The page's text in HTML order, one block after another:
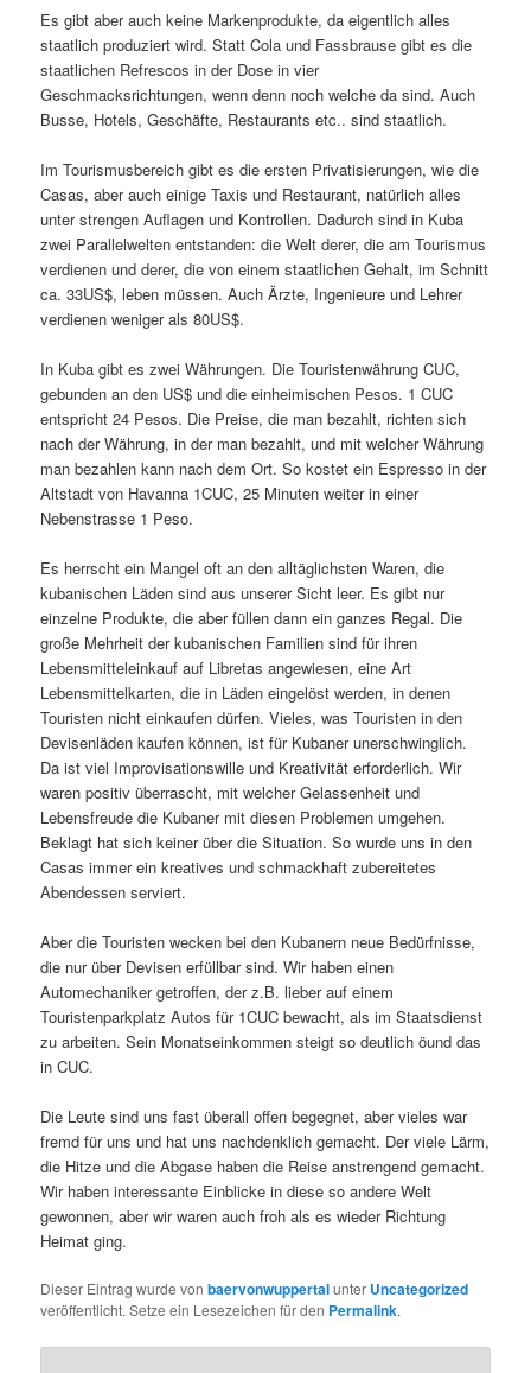
Es gibt aber auch keine Markenprodukte, da eigentlich alles
staatlich produziert wird. Statt Cola und Fassbrause gibt es die
staatlichen Refrescos in der Dose in vier
Geschmacksrichtungen, wenn denn noch welche da sind. Auch
Busse, Hotels, Geschäfte, Restaurants etc.. sind staatlich.
Im Tourismusbereich gibt es die ersten Privatisierungen, wie die
Casas, aber auch einige Taxis und Restaurant, natürlich alles
unter strengen Auflagen und Kontrollen. Dadurch sind in Kuba
zwei Parallelwelten entstanden: die Welt derer, die am Tourismus
verdienen und derer, die von einem staatlichen Gehalt, im Schnitt
ca. 33US$, leben müssen. Auch Ärzte, Ingenieure und Lehrer
verdienen weniger als 80US$.
In Kuba gibt es zwei Währungen. Die Touristenwährung CUC,
gebunden an den US$ und die einheimischen Pesos. 1 CUC
entspricht 24 Pesos. Die Preise, die man bezahlt, richten sich
nach der Währung, in der man bezahlt, und mit welcher Währung
man bezahlen kann nach dem Ort. So kostet ein Espresso in der
Altstadt von Havanna 1CUC, 25 Minuten weiter in einer
Nebenstrasse 1 Peso.
Es herrscht ein Mangel oft an den alltäglichsten Waren, die
kubanischen Läden sind aus unserer Sicht leer. Es gibt nur
einzelne Produkte, die aber füllen dann ein ganzes Regal. Die
große Mehrheit der kubanischen Familien sind für ihren
Lebensmitteleinkauf auf Libretas angewiesen, eine Art
Lebensmittelkarten, die in Läden eingelöst werden, in denen
Touristen nicht einkaufen dürfen. Vieles, was Touristen in den
Devisenläden kaufen können, ist für Kubaner unerschwinglich.
Da ist viel Improvisationswille und Kreativität erforderlich. Wir
waren positiv überrascht, mit welcher Gelassenheit und
Lebensfreude die Kubaner mit diesen Problemen umgehen.
Beklagt hat sich keiner über die Situation. So wurde uns in den
Casas immer ein kreatives und schmackhaft zubereitetes
Abendessen serviert.
Aber die Touristen wecken bei den Kubanern neue Bedürfnisse,
die nur über Devisen erfüllbar sind. Wir haben einen
Automechaniker getroffen, der z.B. lieber auf einem
Touristenparkplatz Autos für 1CUC bewacht, als im Staatsdienst
zu arbeiten. Sein Monatseinkommen steigt so deutlich öund das
in CUC.
Die Leute sind uns fast überall offen begegnet, aber vieles war
fremd für uns und hat uns nachdenklich gemacht. Der viele Lärm,
die Hitze und die Abgase haben die Reise anstrengend gemacht.
Wir haben interessante Einblicke in diese so andere Welt
gewonnen, aber wir waren auch froh als es wieder Richtung
Heimat ging.
Dieser Eintrag wurde vonbaervonwuppertalunter Uncategorized
veröffentlicht. Setze ein Lesezeichen für den Permalink.